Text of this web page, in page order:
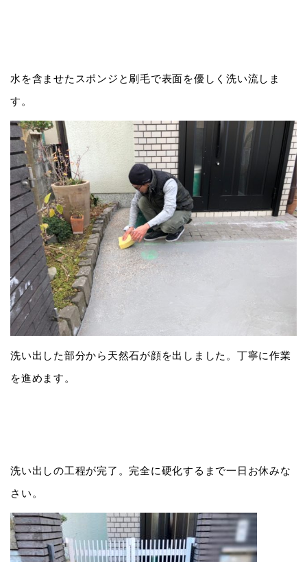
水を含ませたスポンジと刷毛で表面を優しく洗い流しま
す。
洗い出した部分から天然石が顔を出しました。丁寧に作業
を進めます。
洗い出しの工程が完了。完全に硬化するまで一日お休みな
さい。